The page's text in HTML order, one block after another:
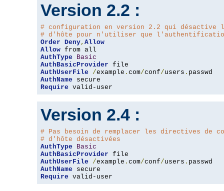
Version 2.2 :
# configuration en version 2.2 qui désactive
# d'hôte pour n'utiliser que
Order Deny, Allow
Allow
AuthType
Basic
AuthBasicProvider
AuthUserFile
/example . com/conf/users .
AuthName
Require valid-user
Version 2.4 :
# Pas besoin de remplacer les directives de
# d'hôte désactivées
AuthType
Basic
AuthBasicProvider
AuthUserFile
/example . com/conf/users .
AuthName
Require valid-user